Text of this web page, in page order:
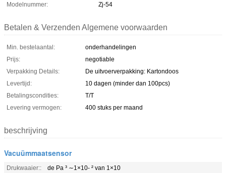
Modelnummer:
Zj-54
Betalen & Verzenden Algemene voorwaarden
Min. bestelaantal:
onderhandelingen
Prijs:
negotiable
Verpakking Details:
De uitvoerverpakking: Kartondoos
Levertijd:
10 dagen (minder dan 100pcs)
Betalingscondities:
T/T
Levering vermogen:
400 stuks per maand
beschrijving
Vacuümmaatsensor
Drukwaaier::
de Pa ³ ∼1×10- ² van 1×10